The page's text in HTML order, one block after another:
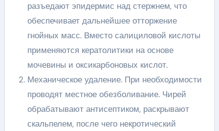
разъедают эпидермис над стержнем, что
обеспечивает дальнейшее отторжение
гнойных масс. Вместо салициловой кислоты
применяются кератолитики на основе
мочевины и оксикарбоновых кислот.
Механическое удаление. При необходимости
проводят местное обезболивание. Чирей
обрабатывают антисептиком, раскрывают
скальпелем, после чего некротический